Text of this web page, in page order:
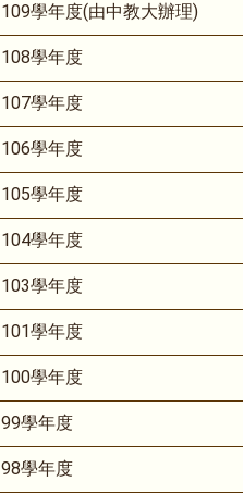
109學年度(由中教大辦理)
108學年度
107學年度
106學年度
105學年度
104學年度
103學年度
101學年度
100學年度
99學年度
98學年度